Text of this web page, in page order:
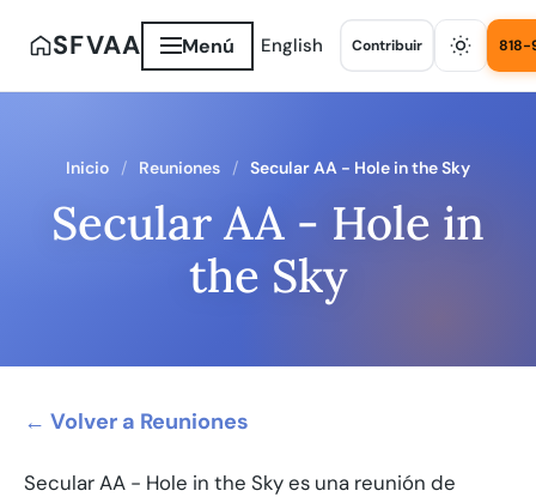
SFVAA Menú English Contribuir 818-
Inicio Reuniones Secular AA - Hole in the Sky
Secular AA - Hole in
the Sky
← Volver a Reuniones
Secular AA - Hole in the Sky es una reunión de